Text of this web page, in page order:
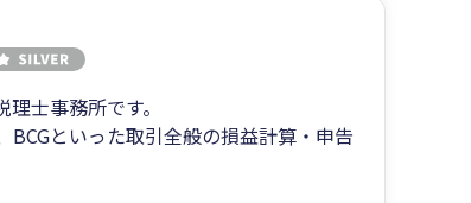
士事務所です。
といった取引全般の損益計算・申告